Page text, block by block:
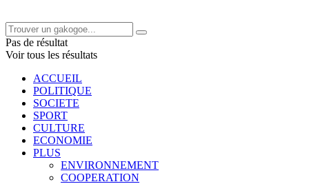
Pas de résultat
Voir tous les résultats
ACCUEIL
POLITIQUE
SOCIETE
SPORT
CULTURE
ECONOMIE
PLUS
ENVIRONNEMENT
COOPERATION